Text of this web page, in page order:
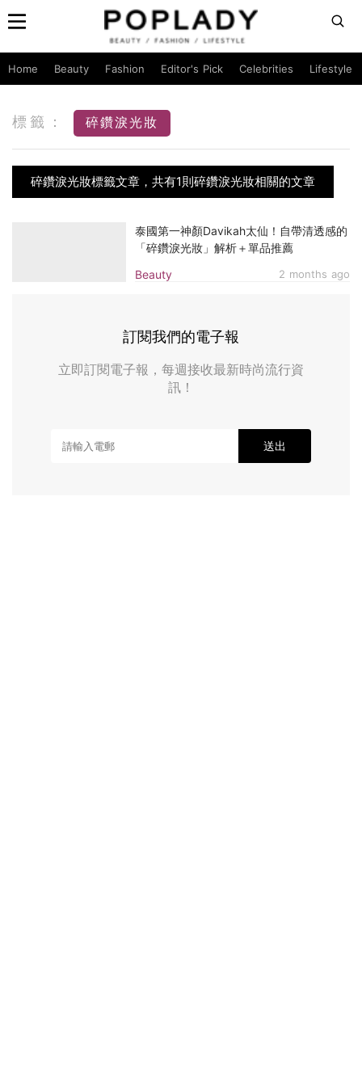
Home Beauty Fashion Editor's Pick Celebrities Lifestyle
標籤： 碎鑽淚光妝
碎鑽淚光妝標籤文章，共有1則碎鑽淚光妝相關的文章
Beauty 2 months ago
泰國第一神顏Davikah太仙！自帶清透感的
「碎鑽淚光妝」解析＋單品推薦
訂閱我們的電子報
立即訂閱電子報，每週接收最新時尚流行資
訊！
送出